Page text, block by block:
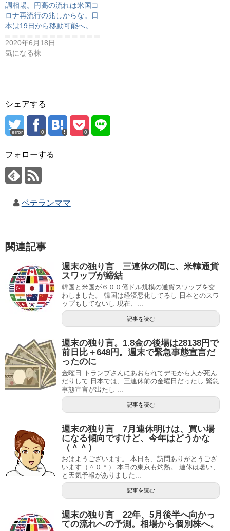
調相場。円高の流れは米国コ
ロナ再流行の兆しからな。日
本は19日から移動可能へ。
2020年6月18日
気になる株
シェアする
error 0 0
フォローする
ベテランママ
関連記事
週末の独り言 三連休の間に、米韓通貨
スワップが締結
韓国と米国が６００億ドル規模の通貨スワップを交
わしました。 韓国は経済悪化してるし 日本とのスワ
ップもしてないし 現在、...
記事を読む
週末の独り言。1.8金の後場は28138円で
前日比＋648円。週末で緊急事態宣言だ
ったのに
金曜日 トランプさんにあおられてデモから人が死ん
だりして 日本では、三連休前の金曜日だったし 緊急
事態宣言が出たし ...
記事を読む
週末の独り言 7月連休明けは、買い場
になる傾向ですけど、今年はどうかな
（＾＾）
おはようございます。 本日も、訪問ありがとうござ
います（＾０＾） 本日の東京も灼熱。 連休は暑い、
と天気予報がありました...
記事を読む
週末の独り言 22年、5月後半へ向かっ
ての流れへの予測。相場から個別株へ。